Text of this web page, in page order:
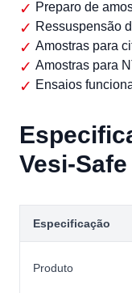
Preparo de
Ressuspensão
Amostras para
Amostras para
Ensaios
Vesi-Safe
Especificação
Produto